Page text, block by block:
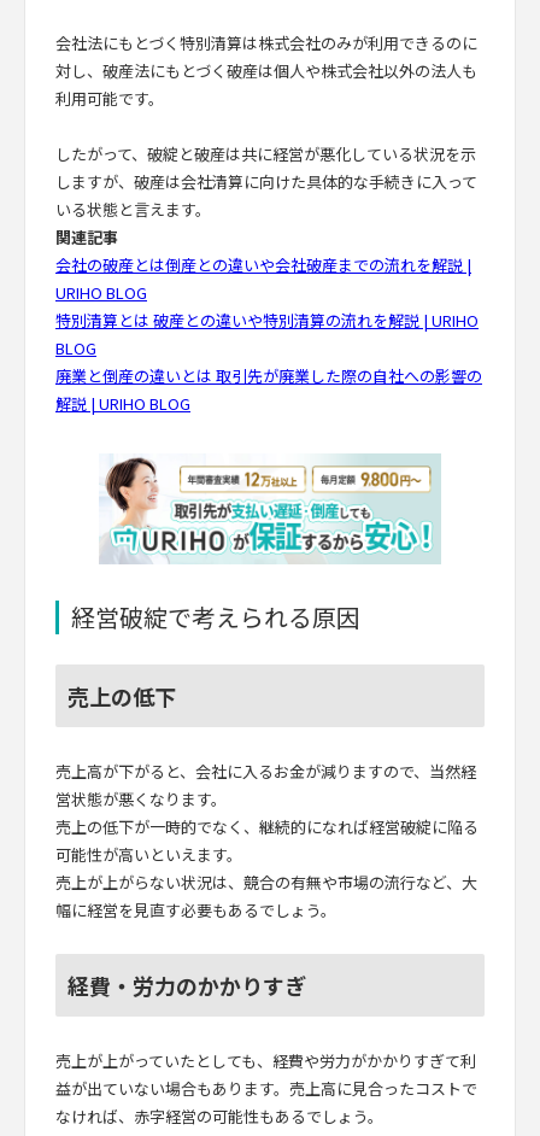
会社法にもとづく特別清算は株式会社のみが利用できるのに
対し、破産法にもとづく破産は個人や株式会社以外の法人も
利用可能です。
したがって、破綻と破産は共に経営が悪化している状況を示
しますが、破産は会社清算に向けた具体的な手続きに入って
いる状態と言えます。
関連記事
会社の破産とは倒産との違いや会社破産までの流れを解説 |
URIHO BLOG
特別清算とは 破産との違いや特別清算の流れを解説 | URIHO
BLOG
廃業と倒産の違いとは 取引先が廃業した際の自社への影響の
解説 | URIHO BLOG
経営破綻で考えられる原因
売上の低下
売上高が下がると、会社に入るお金が減りますので、当然経
営状態が悪くなります。
売上の低下が一時的でなく、継続的になれば経営破綻に陥る
可能性が高いといえます。
売上が上がらない状況は、競合の有無や市場の流行など、大
幅に経営を見直す必要もあるでしょう。
経費・労力のかかりすぎ
売上が上がっていたとしても、経費や労力がかかりすぎて利
益が出ていない場合もあります。売上高に見合ったコストで
なければ、赤字経営の可能性もあるでしょう。